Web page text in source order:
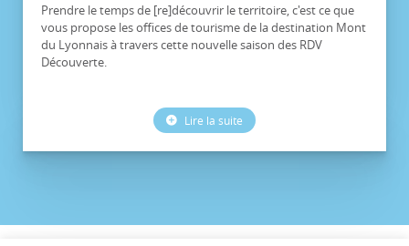
Prendre le temps de [re]découvrir le territoire, c'est ce que
vous propose les offices de tourisme de la destination Mont
du Lyonnais à travers cette nouvelle saison des RDV
Découverte.
Lire la suite